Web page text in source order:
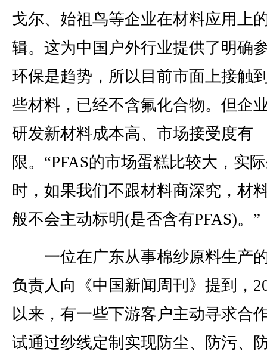
戈尔、始祖鸟等企业在材料应用上
辑。这为中国户外行业提供了明确
环保是趋势，所以目前市面上接触
些材料，已经不含氟化合物。但企
研发新材料成本高、市场接受度有
限。“PFAS的市场蛋糕比较大，实
时，如果我们不跟材料商深究，材
般不会主动标明(是否含有PFAS)。”
一位在广东从事棉纱原料生产
负责人向《中国新闻周刊》提到，
以来，有一些下游客户主动寻求合
试通过纱线定制实现防尘、防污、